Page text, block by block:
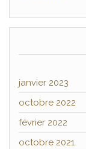
janvier 2023
octobre 2022
février 2022
octobre 2021